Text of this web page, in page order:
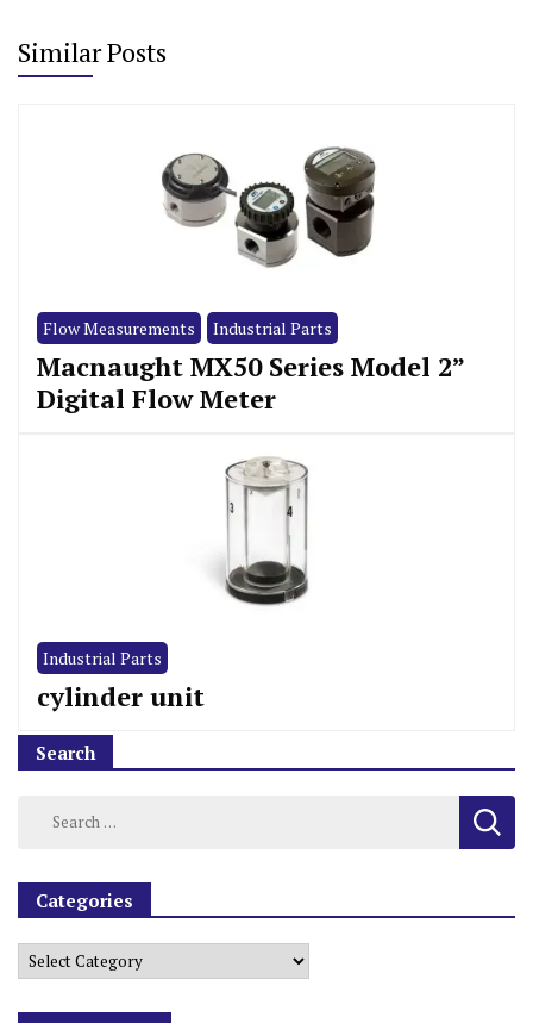
Similar Posts
Flow Measurements Industrial Parts
Macnaught MX50 Series Model 2”
Digital Flow Meter
Industrial Parts
cylinder unit
Search
Categories